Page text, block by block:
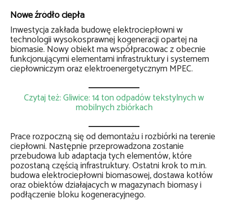
Nowe źródło ciepła
Inwestycja zakłada budowę elektrociepłowni w
technologii wysokosprawnej kogeneracji opartej na
biomasie. Nowy obiekt ma współpracowac z obecnie
funkcjonującymi elementami infrastruktury i systemem
ciepłowniczym oraz elektroenergetycznym MPEC.
Czytaj też: Gliwice: 14 ton odpadów tekstylnych w
mobilnych zbiórkach
Prace rozpoczną się od demontażu i rozbiórki na terenie
ciepłowni. Następnie przeprowadzona zostanie
przebudowa lub adaptacja tych elementów, które
pozostaną częścią infrastruktury. Ostatni krok to m.in.
budowa elektrociepłowni biomasowej, dostawa kotłów
oraz obiektów działajacych w magazynach biomasy i
podłączenie bloku kogeneracyjnego.